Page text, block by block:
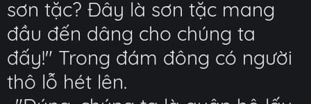
sơn tặc? Đây là sơn tặc mang
đầu đến dâng cho chúng ta
đấy!" Trong đám đông có người
thô lỗ hét lên.